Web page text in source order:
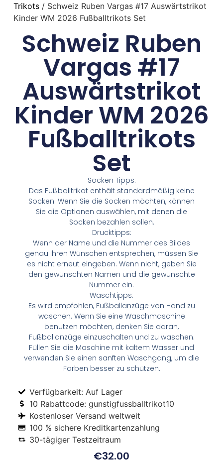
Trikots/ Schweiz Ruben Vargas #17 Auswärtstrikot
Kinder WM 2026 Fußballtrikots Set
Schweiz Ruben
Vargas #17
Auswärtstrikot
Kinder WM 2026
Fußballtrikots
Set
Socken Tipps:
Das Fußballtrikot enthält standardmäßig keine
Socken. Wenn Sie die Socken möchten, können
Sie die Optionen auswählen, mit denen die
Socken bezahlen sollen.
Drucktipps:
Wenn der Name und die Nummer des Bildes
genau Ihren Wünschen entsprechen, müssen Sie
es nicht erneut eingeben. Wenn nicht, geben Sie
den gewünschten Namen und die gewünschte
Nummer ein.
Waschtipps:
Es wird empfohlen, Fußballanzüge von Hand zu
waschen. Wenn Sie eine Waschmaschine
benutzen möchten, denken Sie daran,
Fußballanzüge einzuschalten und zu waschen.
Füllen Sie die Maschine mit kaltem Wasser und
verwenden Sie einen sanften Waschgang, um die
Farben besser zu schützen.
Verfügbarkeit: Auf Lager
10 Rabattcode: gunstigfussballtrikot10
Kostenloser Versand weltweit
100 % sichere Kreditkartenzahlung
30-tägiger Testzeitraum
€32.00